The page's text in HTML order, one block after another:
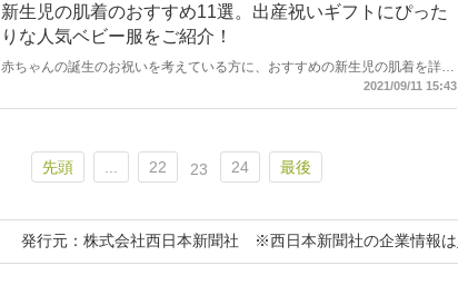
ズ。最初のよちよち歩きは土踏まずを作っていく大切な時期。成長に合わせ
て動きやすい靴が研究され作られているので、安心してファーストシューズ
として贈ることができますよ。
新生児の肌着のおすすめ11選。出産祝いギフトにぴった
りな人気ベビー服をご紹介！
赤ちゃんの誕生のお祝いを考えている方に、おすすめの新生児の肌着を詳し
くご紹介。ベビー肌着には素材やデザインなどいろいろな種類があります。
ムを見つけてくださいね。
2021/09/11 15:43
先頭 22 23 24 最後
発行元：株式会社西日本新聞社 ※西日本新聞社の企業情報は